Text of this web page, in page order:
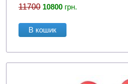
11700 10800 грн.
В кошик